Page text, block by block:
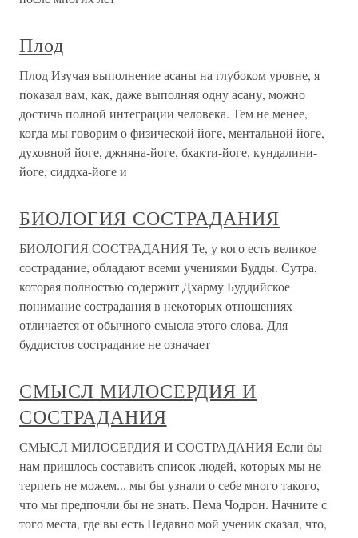
Плод
Плод Изучая выполнение асаны на глубоком уровне, я
показал вам, как, даже выполняя одну асану, можно
достичь полной интеграции человека. Тем не менее,
когда мы говорим о физической йоге, ментальной йоге,
духовной йоге, джняна-йоге, бхакти-йоге, кундалини-
йоге, сиддха-йоге и
БИОЛОГИЯ СОСТРАДАНИЯ
БИОЛОГИЯ СОСТРАДАНИЯ Те, у кого есть великое
сострадание, обладают всеми учениями Будды. Сутра,
которая полностью содержит Дхарму Буддийское
понимание сострадания в некоторых отношениях
отличается от обычного смысла этого слова. Для
буддистов сострадание не означает
СМЫСЛ МИЛОСЕРДИЯ И
СОСТРАДАНИЯ
СМЫСЛ МИЛОСЕРДИЯ И СОСТРАДАНИЯ Если бы
нам пришлось составить список людей, которых мы не
терпеть не можем... мы бы узнали о себе много такого,
что мы предпочли бы не знать. Пема Чодрон. Начните с
того места, где вы есть Недавно мой ученик сказал, что,